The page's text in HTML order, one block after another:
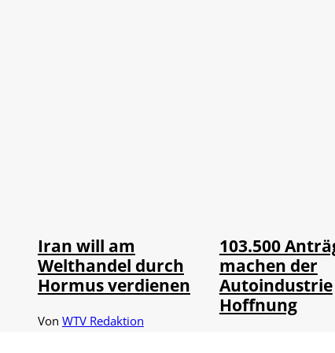
Iran will am
Welthandel durch
Hormus verdienen
Von WTV Redaktion
103.500
machen der
Autoindustrie
Hoffnung